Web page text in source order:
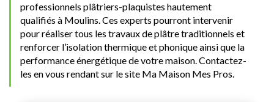
professionnels plâtriers-plaquistes hautement
qualifiés à Moulins. Ces experts pourront intervenir
pour réaliser tous les travaux de plâtre traditionnels et
renforcer l’isolation thermique et phonique ainsi que la
performance énergétique de votre maison. Contactez-
les en vous rendant sur le site Ma Maison Mes Pros.